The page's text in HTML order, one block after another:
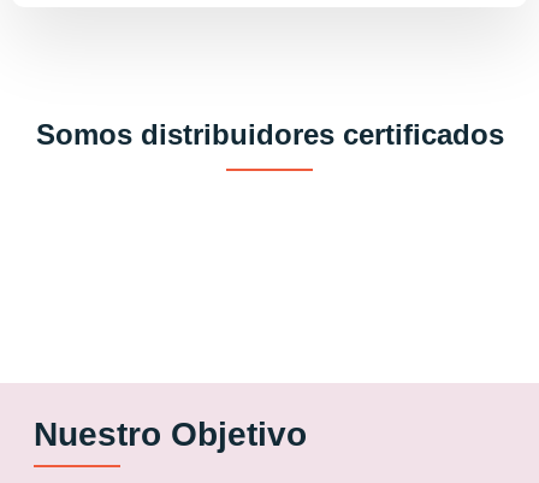
Somos distribuidores certificados
Nuestro Objetivo